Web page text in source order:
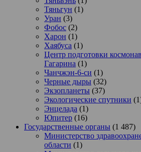
Тяньгун (1)
Уран (3)
Фобос (2)
Харон (1)
Хаябуса (1)
Центр подготовки
Гагарина (1)
Чанчжэн-6-си (1)
Черные дыры (32)
Экзопланеты (37)
Экологические спутники
Энцелада (1)
Юпитер (16)
Государственные органы (1 487)
Министерство
области (1)